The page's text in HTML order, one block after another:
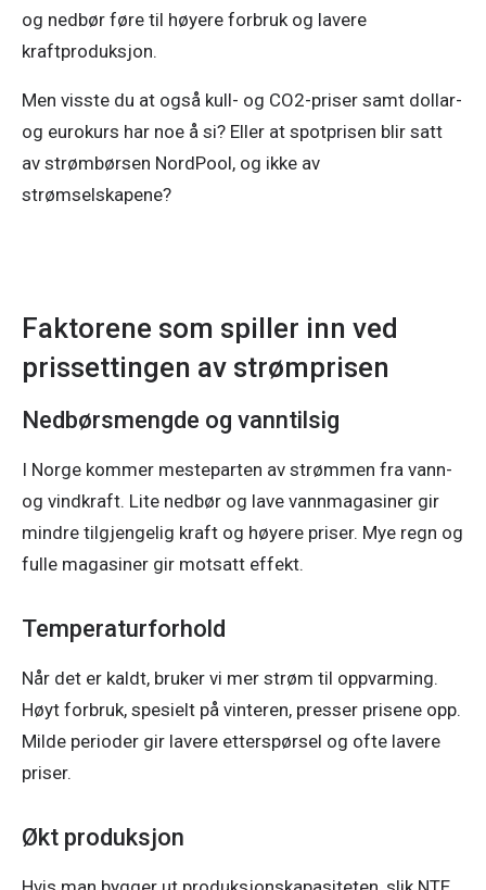
og nedbør føre til høyere forbruk og lavere
kraftproduksjon.
Men visste du at også kull- og CO2-priser samt dollar-
og eurokurs har noe å si? Eller at spotprisen blir satt
av strømbørsen NordPool, og ikke av
strømselskapene?
Faktorene som spiller inn ved
prissettingen av strømprisen
Nedbørsmengde og vanntilsig
I Norge kommer mesteparten av strømmen fra vann-
og vindkraft. Lite nedbør og lave vannmagasiner gir
mindre tilgjengelig kraft og høyere priser. Mye regn og
fulle magasiner gir motsatt effekt.
Temperaturforhold
Når det er kaldt, bruker vi mer strøm til oppvarming.
Høyt forbruk, spesielt på vinteren, presser prisene opp.
Milde perioder gir lavere etterspørsel og ofte lavere
priser.
Økt produksjon